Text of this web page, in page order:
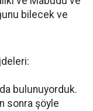
bilecek ve
bulunuyorduk.
sonra şöyle